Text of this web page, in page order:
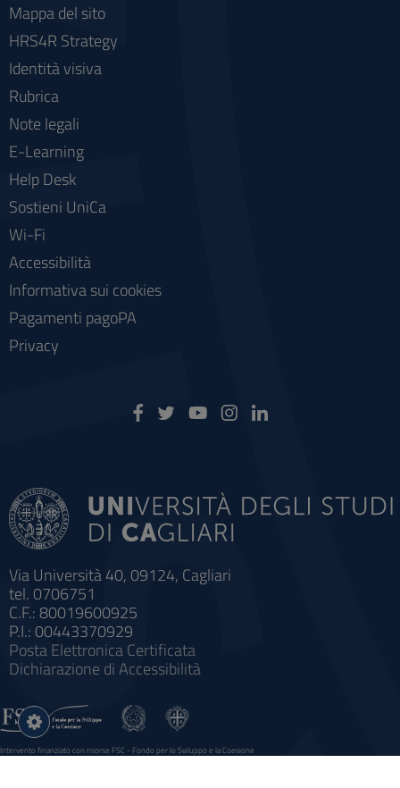
Via Università 40, 09124, Cagliari
tel. 0706751
C.F.: 80019600925
P.I.: 00443370929
Posta Elettronica Certificata
Dichiarazione di Accessibilità
Mappa del sito
HRS4R Strategy
Identità visiva
Rubrica
Note legali
E-Learning
Help Desk
Sostieni UniCa
Wi-Fi
Accessibilità
Informativa sui cookies
Pagamenti pagoPA
Privacy
Intervento finanziato con risorse FSC - Fondo per lo Sviluppo e la Coesione
Sistema informatico gestionale integrato a supporto della didattica e della ricerca e potenziamento dei servizi online
Impostazioni
cookie